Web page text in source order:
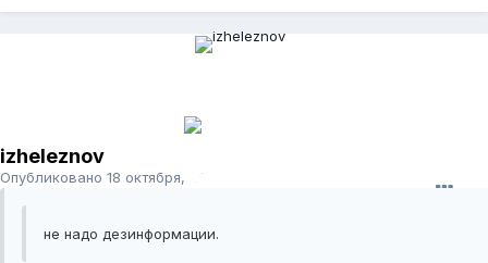
izheleznov
Опубликовано 18 октября, 2011
не надо дезинформации.